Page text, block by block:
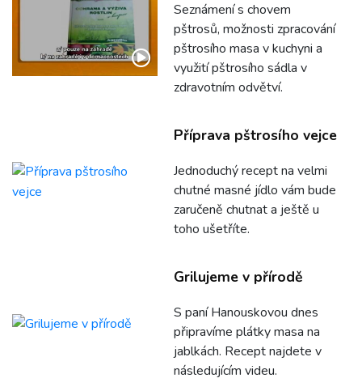
Seznámení s chovem
pštrosů, možnosti zpracování
pštrosího masa v kuchyni a
využití pštrosího sádla v
zdravotním odvětví.
Příprava pštrosího vejce
Jednoduchý recept na velmi
chutné masné jídlo vám bude
zaručeně chutnat a ještě u
toho ušetříte.
Grilujeme v přírodě
S paní Hanouskovou dnes
připravíme plátky masa na
jablkách. Recept najdete v
následujícím videu.